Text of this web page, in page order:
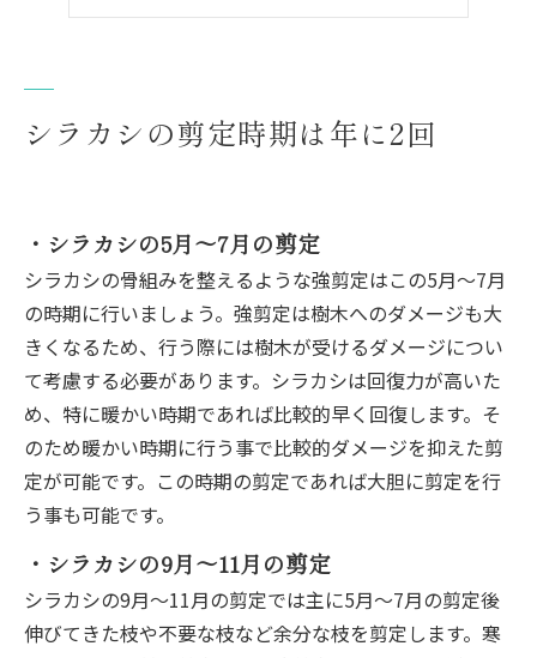
シラカシの剪定時期は年に2回
・シラカシの5月～7月の剪定
シラカシの骨組みを整えるような強剪定はこの5月～7月
の時期に行いましょう。強剪定は樹木へのダメージも大
きくなるため、行う際には樹木が受けるダメージについ
て考慮する必要があります。シラカシは回復力が高いた
め、特に暖かい時期であれば比較的早く回復します。そ
のため暖かい時期に行う事で比較的ダメージを抑えた剪
定が可能です。この時期の剪定であれば大胆に剪定を行
う事も可能です。
・シラカシの9月～11月の剪定
シラカシの9月～11月の剪定では主に5月～7月の剪定後
伸びてきた枝や不要な枝など余分な枝を剪定します。寒